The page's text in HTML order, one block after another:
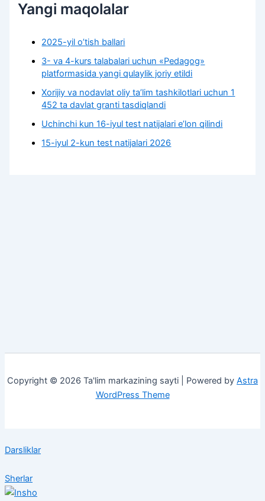
Yangi maqolalar
2025-yil o’tish ballari
3- va 4-kurs talabalari uchun «Pedagog»
platformasida yangi qulaylik joriy etildi
Xorijiy va nodavlat oliy taʼlim tashkilotlari uchun 1
452 ta davlat granti tasdiqlandi
Uchinchi kun 16-iyul test natijalari e’lon qilindi
15-iyul 2-kun test natijalari 2026
Copyright © 2026 Ta'lim markazining sayti | Powered by Astra
WordPress Theme
Darsliklar
Sherlar